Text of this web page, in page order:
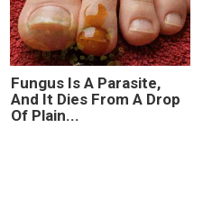
Fungus Is A Parasite,
And It Dies From A Drop
Of Plain...